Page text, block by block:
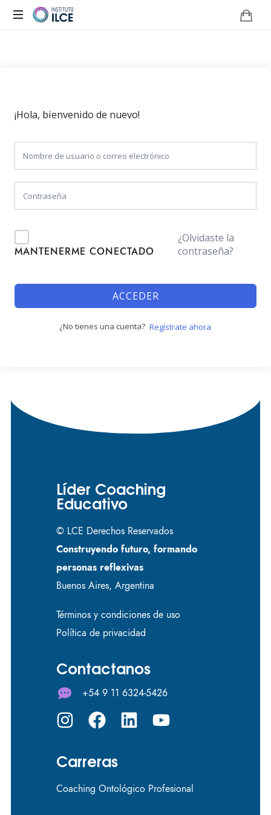
¡Hola, bienvenido de nuevo!
MANTENERME CONECTADO
¿Olvidaste la
contraseña?
ACCEDER
¿No tienes una cuenta? Regístrate ahora
Líder Coaching
Educativo
© LCE Derechos Reservados
Construyendo futuro, formando
personas reflexivas
Buenos Aires, Argentina
Términos y condiciones de uso
Política de privacidad
Contactanos
+54 9 11 6324-5426
Carreras
Coaching Ontológico Profesional